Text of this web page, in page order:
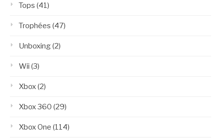
Tops (41)
Trophées (47)
Unboxing(2)
Wii (3)
Xbox(2)
Xbox 360 (29)
Xbox One (114)